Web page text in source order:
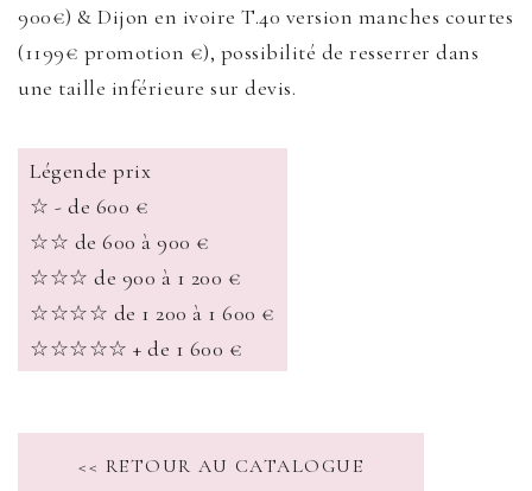
900€) & Dijon en ivoire T.40 version manches courtes
(1199€ promotion €), possibilité de resserrer dans
une taille inférieure sur devis.
Légende prix
☆ - de 600 €
☆☆ de 600 à 900 €
☆☆☆ de 900 à 1 200 €
☆☆☆☆ de 1 200 à 1 600 €
☆☆☆☆☆ + de 1 600 €
<< RETOUR AU CATALOGUE